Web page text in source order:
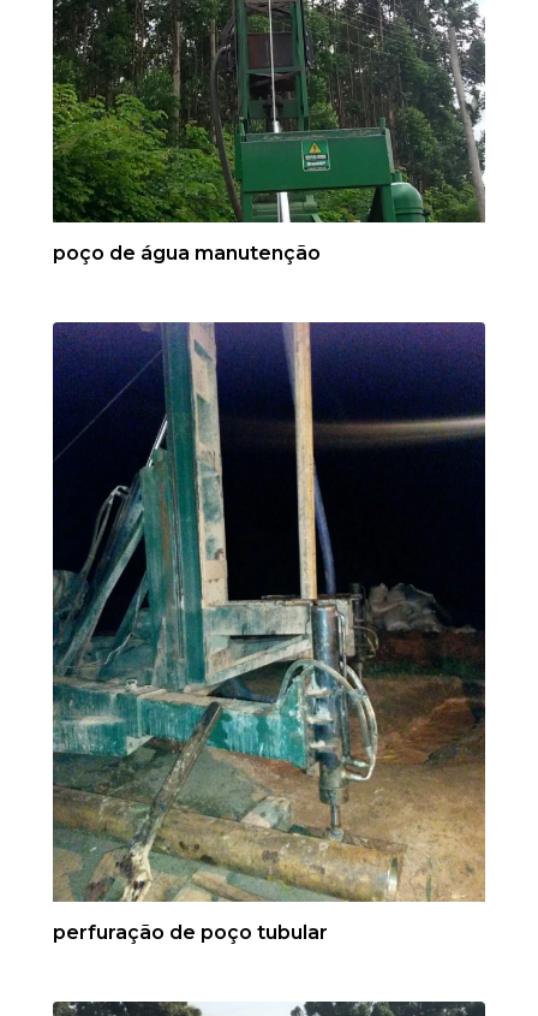
poço de água manutenção
perfuração de poço tubular